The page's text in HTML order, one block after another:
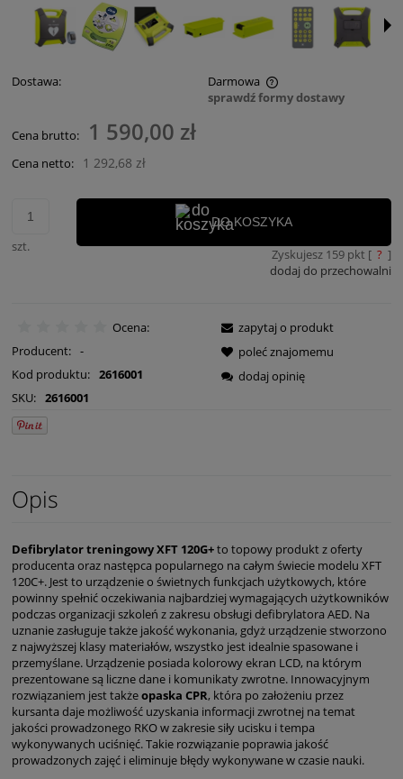
Dostawa:
Darmowa
Cena nie zawiera ewentualnych kosztów płatności
sprawdź formy dostawy
Cena brutto: 1 590,00 zł
Cena netto: 1 292,68 zł
szt.
DO KOSZYKA
Zyskujesz 159pkt [ ? ]
dodaj do przechowalni
Ocena:
Producent: -
Kod produktu: 2616001
SKU: 2616001
zapytaj o produkt
poleć znajomemu
dodaj opinię
Opis
Defibrylator treningowy XFT 120G+to topowy produkt z oferty
producenta oraz następca popularnego na całym świecie modelu XFT
120C+. Jest to urządzenie o świetnych funkcjach użytkowych, które
powinny spełnić oczekiwania najbardziej wymagających użytkowników
podczas organizacji szkoleń z zakresu obsługi defibrylatora AED. Na
uznanie zasługuje także jakość wykonania, gdyż urządzenie stworzono
z najwyższej klasy materiałów, wszystko jest idealnie spasowane i
przemyślane. Urządzenie posiada kolorowy ekran LCD, na którym
prezentowane są liczne dane i komunikaty zwrotne. Innowacyjnym
rozwiązaniem jest takżeopaska CPR, która po założeniu przez
kursanta daje możliwość uzyskania informacji zwrotnej na temat
jakości prowadzonego RKO w zakresie siły ucisku i tempa
wykonywanych uciśnięć. Takie rozwiązanie poprawia jakość
prowadzonych zajęć i eliminuje błędy wykonywane w czasie nauki.